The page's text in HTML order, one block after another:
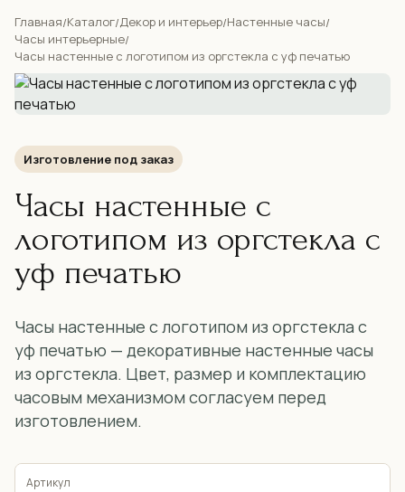
Главная/Каталог/Декор и интерьер/Настенные часы/
Часы интерьерные/
Часы настенные с логотипом из оргстекла с уф печатью
Изготовление под заказ
Часы настенные с
логотипом из оргстекла с
уф печатью
Часы настенные с логотипом из оргстекла с
уф печатью — декоративные настенные часы
из оргстекла. Цвет, размер и комплектацию
часовым механизмом согласуем перед
изготовлением.
Артикул